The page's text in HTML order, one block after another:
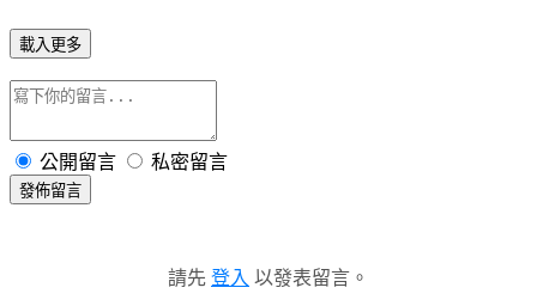
載入更多
公開留言 私密留言
發佈留言
請先 登入 以發表留言。